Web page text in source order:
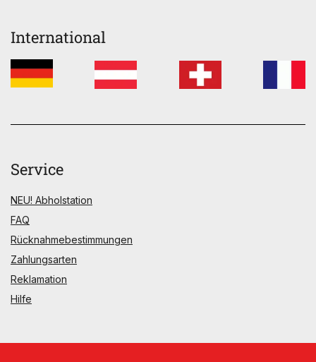
International
Service
NEU! Abholstation
FAQ
Rücknahmebestimmungen
Zahlungsarten
Reklamation
Hilfe